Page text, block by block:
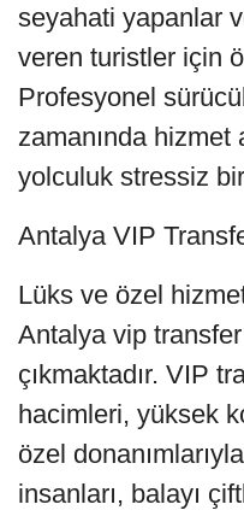
seyahati yapanlar
veren turistler için
Profesyonel
zamanında hizmet
yolculuk stressiz
Antalya VIP
Lüks ve özel
Antalya vip
çıkmaktadır. VIP
hacimleri, yüksek
özel
insanları, balayı